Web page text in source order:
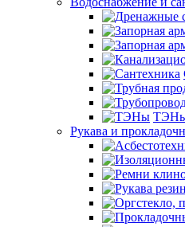
Рукава и